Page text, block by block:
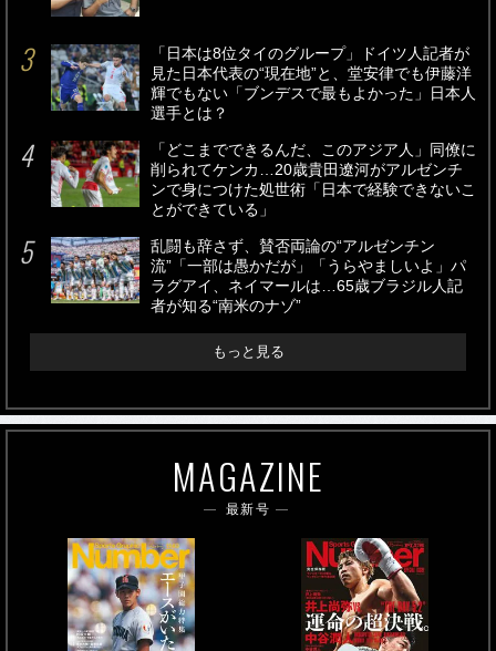
「日本は8位タイのグループ」ドイツ人記者が
見た日本代表の“現在地”と、堂安律でも伊藤洋
輝でもない「ブンデスで最もよかった」日本人
選手とは？
「どこまでできるんだ、このアジア人」同僚に
削られてケンカ…20歳貴田遼河がアルゼンチ
ンで身につけた処世術「日本で経験できないこ
とができている」
乱闘も辞さず、賛否両論の“アルゼンチン
流”「一部は愚かだが」「うらやましいよ」パ
ラグアイ、ネイマールは…65歳ブラジル人記
者が知る“南米のナゾ”
もっと見る
MAGAZINE
最新号